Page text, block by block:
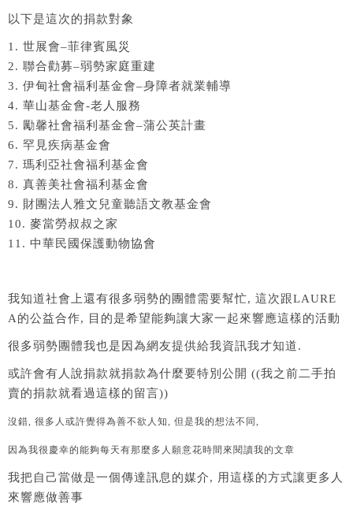
以下是這次的捐款對象
1. 世展會–菲律賓風災
2. 聯合勸募–弱勢家庭重建
3. 伊甸社會福利基金會–身障者就業輔導
4. 華山基金會-老人服務
5. 勵馨社會福利基金會–蒲公英計畫
6. 罕見疾病基金會
7. 瑪利亞社會福利基金會
8. 真善美社會福利基金會
9. 財團法人雅文兒童聽語文教基金會
10. 麥當勞叔叔之家
11. 中華民國保護動物協會
我知道社會上還有很多弱勢的團體需要幫忙, 這次跟LAURE
A的公益合作, 目的是希望能夠讓大家一起來響應這樣的活動
很多弱勢團體我也是因為網友提供給我資訊我才知道.
或許會有人說捐款就捐款為什麼要特別公開 ((我之前二手拍
賣的捐款就看過這樣的留言))
沒錯, 很多人或許覺得為善不欲人知, 但是我的想法不同,
因為我很慶幸的能夠每天有那麼多人願意花時間來閱讀我的文章
我把自己當做是一個傳達訊息的媒介, 用這樣的方式讓更多人
來響應做善事